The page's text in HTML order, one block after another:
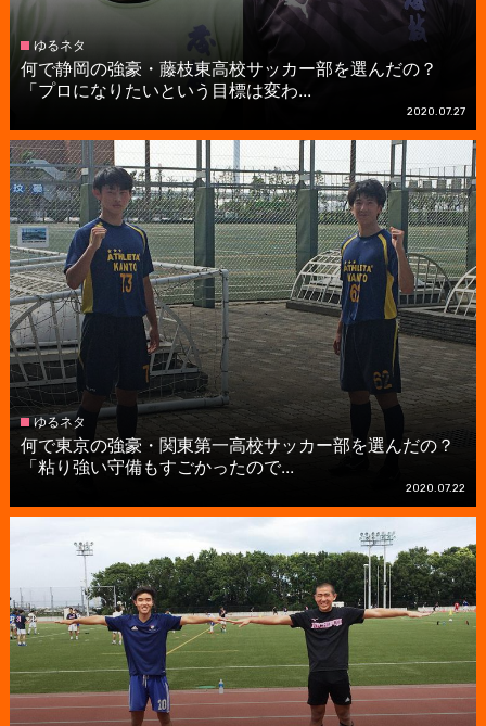
ゆるネタ
何で静岡の強豪・藤枝東高校サッカー部を選んだの？
「プロになりたいという目標は変わ...
2020.07.27
ゆるネタ
何で東京の強豪・関東第一高校サッカー部を選んだの？
「粘り強い守備もすごかったので...
2020.07.22